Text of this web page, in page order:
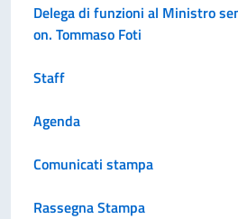
Delega di funzioni al Ministro
on. Tommaso Foti
Staff
Agenda
Comunicati stampa
Rassegna Stampa